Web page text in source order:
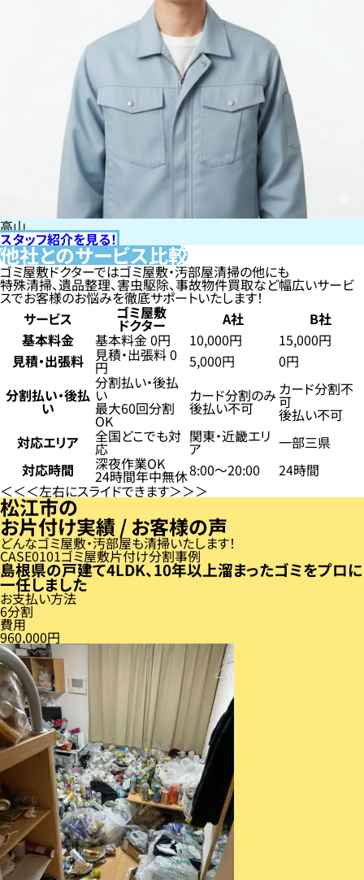
高山
スタッフ紹介を見る！
他社とのサービス比較
ゴミ屋敷ドクターではゴミ屋敷・汚部屋清掃の他にも
特殊清掃、遺品整理、害虫駆除、事故物件買取など幅広いサービ
スでお客様のお悩みを徹底サポートいたします！
サービス
ゴミ屋敷
ドクター A社
B社
基本料金
基本料金 0円 10,000円
15,000円
見積・出張料
見積・出張料 0
円 5,000円
0円
分割払い・後払
い
分割払い・後払
い
最大60回分割
OK
カード分割のみ
後払い不可
カード分割不
可
後払い不可
対応エリア
全国どこでも対
応
関東・近畿エリ
ア
一部三県
対応時間
深夜作業OK
24時間年中無休8:00〜20:00
24時間
左右にスライドできます
松江市の
お片付け実績 / お客様の声
どんなゴミ屋敷・汚部屋も清掃いたします！
CASE 01ゴミ屋敷片付け分割事例
島根県の戸建て4LDK、10年以上溜まったゴミをプロに
一任しました
お支払い方法
6分割
費用
960,000円